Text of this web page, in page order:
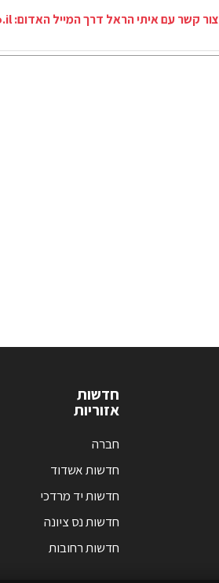
צור קשר עם איתי הראל דרך המייל האדום:
חדשות
אזוריות
חברה
חדשות אשדוד
חדשות יד מרדכי
חדשות נס ציונה
חדשות רחובות